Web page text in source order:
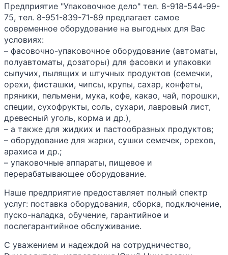
Предприятие "Упаковочное дело" тел. 8-918-544-99-
75, тел. 8-951-839-71-89 предлагает самое
современное оборудование на выгодных для Вас
условиях:
– фасовочно-упаковочное оборудование (автоматы,
полуавтоматы, дозаторы) для фасовки и упаковки
сыпучих, пылящих и штучных продуктов (семечки,
орехи, фисташки, чипсы, крупы, сахар, конфеты,
пряники, пельмени, мука, кофе, какао, чай, порошки,
специи, сухофрукты, соль, сухари, лавровый лист,
древесный уголь, корма и др.),
– а также для жидких и пастообразных продуктов;
– оборудование для жарки, сушки семечек, орехов,
арахиса и др.;
– упаковочные аппараты, пищевое и
перерабатывающее оборудование.
Наше предприятие предоставляет полный спектр
услуг: поставка оборудования, сборка, подключение,
пуско-наладка, обучение, гарантийное и
послегарантийное обслуживание.
С уважением и надеждой на сотрудничество,